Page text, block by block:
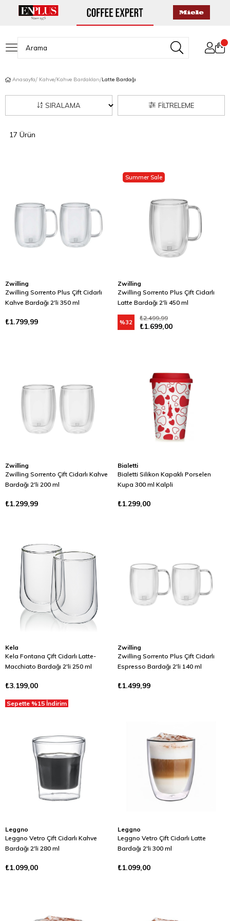
Anasayfa Kahve Kahve Bardakları Latte Bardağı
FILTRELEME
SIRALAMA
17 Ürün
Zwilling
Zwilling Sorrento Plus Çift Cidarlı
Kahve Bardağı 2'li 350 ml
₺1.799,99
Zwilling
Zwilling Sorrento Plus Çift Cidarlı
Latte Bardağı 2'li 450 ml
₺1.699,00
₺2.499,99
%32
Summer Sale
Zwilling
Zwilling Sorrento Çift Cidarlı Kahve
Bardağı 2'li 200 ml
₺1.299,99
Bialetti
Bialetti Silikon Kapaklı Porselen
Kupa 300 ml Kalpli
₺1.299,00
Kela
Kela Fontana Çift Cidarlı Latte-
Macchiato Bardağı 2'li 250 ml
₺3.199,00
Sepette %15 İndirim
Zwilling
Zwilling Sorrento Plus Çift Cidarlı
Espresso Bardağı 2'li 140 ml
₺1.499,99
Leggno
Leggno Vetro Çift Cidarlı Kahve
Bardağı 2'li 280 ml
₺1.099,00
Leggno
Leggno Vetro Çift Cidarlı Latte
Bardağı 2'li 300 ml
₺1.099,00